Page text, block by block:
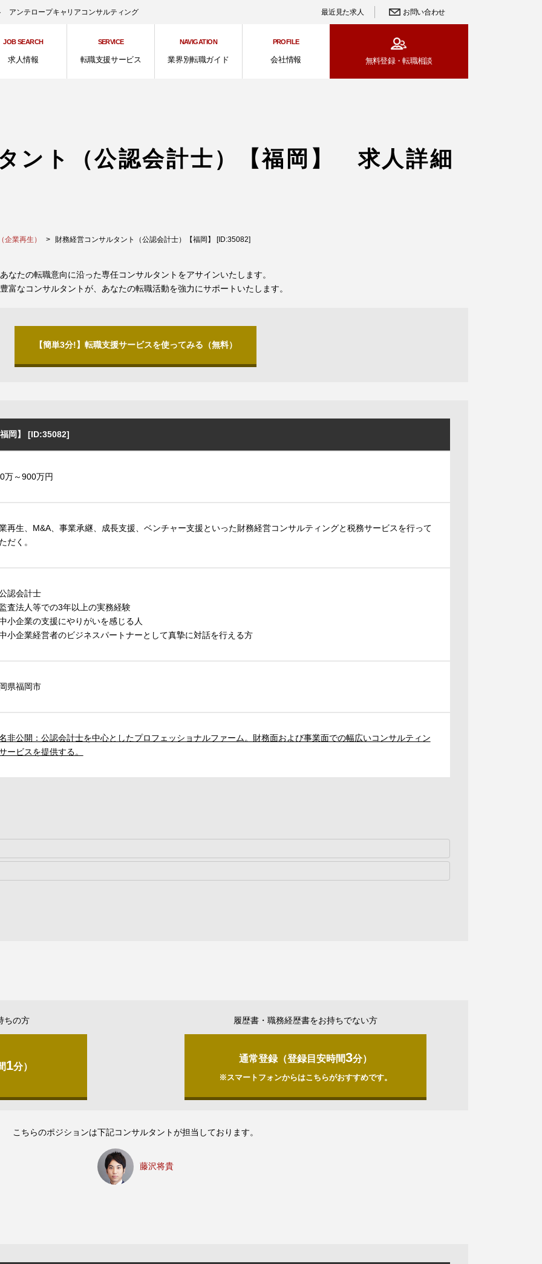
アンテロープキャリアコンサルティング 最近見た求人 お問い合わせ
JOB SEARCH
求人情報
SERVICE
転職支援サービス
NAVIGATION
業界別転職ガイド
PROFILE
会社情報 無料登録・転職相談
ント（公認会計士）【福岡】 求人詳細
企業再生） 財務経営コンサルタント（公認会計士）【福岡】 [ID:35082]
あなたの転職意向に沿った専任コンサルタントをアサインいたします。
富なコンサルタントが、あなたの転職活動を強力にサポートいたします。
【簡単3分!】転職支援サービスを使ってみる（無料）
岡】 [ID:35082]
万～900万円
再生、M&A、事業承継、成長支援、ベンチャー支援といった財務経営コンサルティングと税務サービスを行って
だく。
認会計士
査法人等での3年以上の実務経験
小企業の支援にやりがいを感じる人
小企業経営者のビジネスパートナーとして真摯に対話を行える方
県福岡市
非公開：公認会計士を中心としたプロフェッショナルファーム。財務面および事業面での幅広いコンサルティン
ービスを提供する。
ちの方
1分）
履歴書・職務経歴書をお持ちでない方
通常登録（登録目安時間3分）
※スマートフォンからはこちらがおすすめです。
こちらのポジションは下記コンサルタントが担当しております。
藤沢将貴